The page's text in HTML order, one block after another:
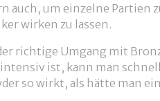
auch, um einzelne Partien
wirken zu lassen.
richtige Umgang mit
ist, kann man
so wirkt, als hätte man